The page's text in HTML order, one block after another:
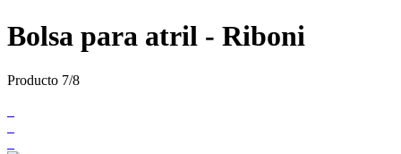
Bolsa para atril - Riboni
Producto 7/8